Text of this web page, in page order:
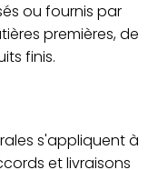
ou fournis par
premières, de
finis.
s'appliquent à
et livraisons